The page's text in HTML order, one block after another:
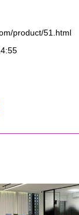
product/51.html